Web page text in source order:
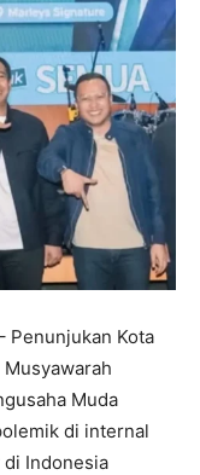
Penunjukan Kota
Muda
di internal
Indonesia